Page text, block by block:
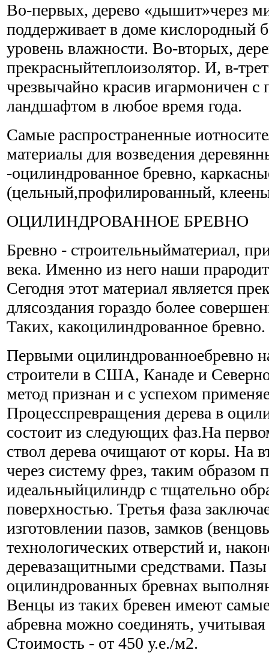
Во-первых, дерево «дышит»через
поддерживает в доме кислородный
уровень влажности. Во-вторых,
прекрасныйтеплоизолятор. И, в-
чрезвычайно красив игармоничен
ландшафтом в любое время года.
Самые распространенные
материалы для возведения
-оцилиндрованное бревно,
(цельный,профилированный,
ОЦИЛИНДРОВАННОЕ БРЕВНО
Бревно - строительныйматериал,
века. Именно из него наши
Сегодня этот материал является
длясоздания гораздо более
Таких, какоцилиндрованное бревно.
Первыми оцилиндрованноебревно
строители в США, Канаде и
метод признан и с успехом
Процесспревращения дерева в
состоит из следующих фаз.На
ствол дерева очищают от коры. На
через систему фрез, таким образом
идеальныйцилиндр с тщательно
поверхностью. Третья фаза
изготовлении пазов, замков
технологических отверстий и,
деревазащитными средствами.
оцилиндрованных бревнах
Венцы из таких бревен имеют
абревна можно соединять,
Стоимость - от 450 у.е./м2.